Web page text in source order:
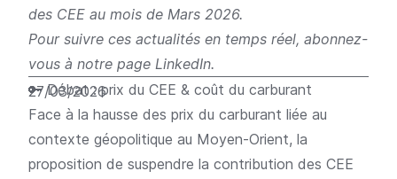
des CEE au mois de Mars 2026.
Pour suivre ces actualités en temps réel, abonnez-
vous à notre page LinkedIn.
🔑 Débat : prix du CEE & coût du carburant
27/03/2026
Face à la hausse des prix du carburant liée au
contexte géopolitique au Moyen-Orient, la
proposition de suspendre la contribution des CEE